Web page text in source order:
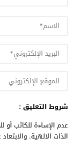
شروط التعليق :
عدم الإساءة للكاتب أو
الذات الالهية.